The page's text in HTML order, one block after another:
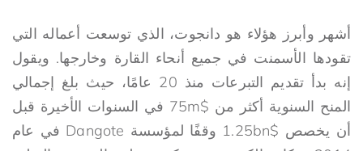
أشهر وأبرز هؤلاء هو دانجوت، الذي توسعت أعماله التي
تقودها الأسمنت في جميع أنحاء القارة وخارجها. ويقول
إنه بدأ تقديم التبرعات منذ 20 عامًا، حيث بلغ إجمالي
المنح السنوية أكثر من $75m في السنوات الأخيرة قبل
أن يخصص $1.25bn وقفًا لمؤسسة Dangote في عام